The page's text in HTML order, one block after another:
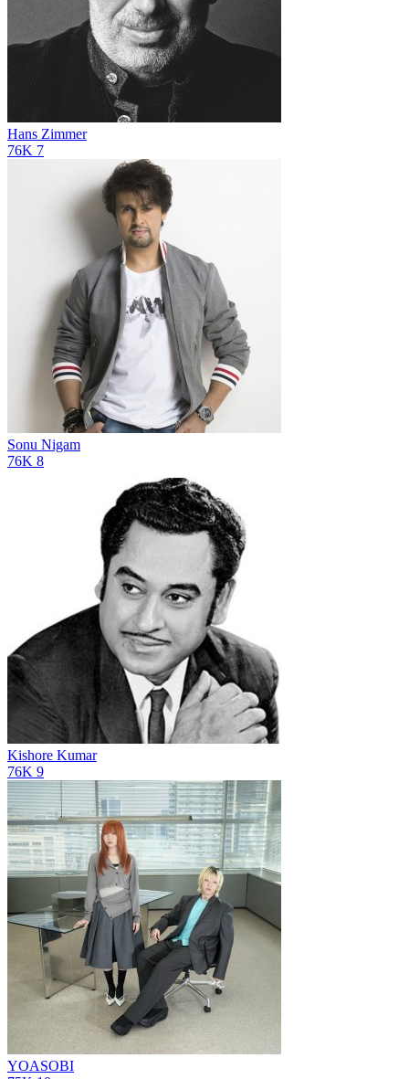
Hans Zimmer
76K 7
Sonu Nigam
76K 8
Kishore Kumar
76K 9
YOASOBI